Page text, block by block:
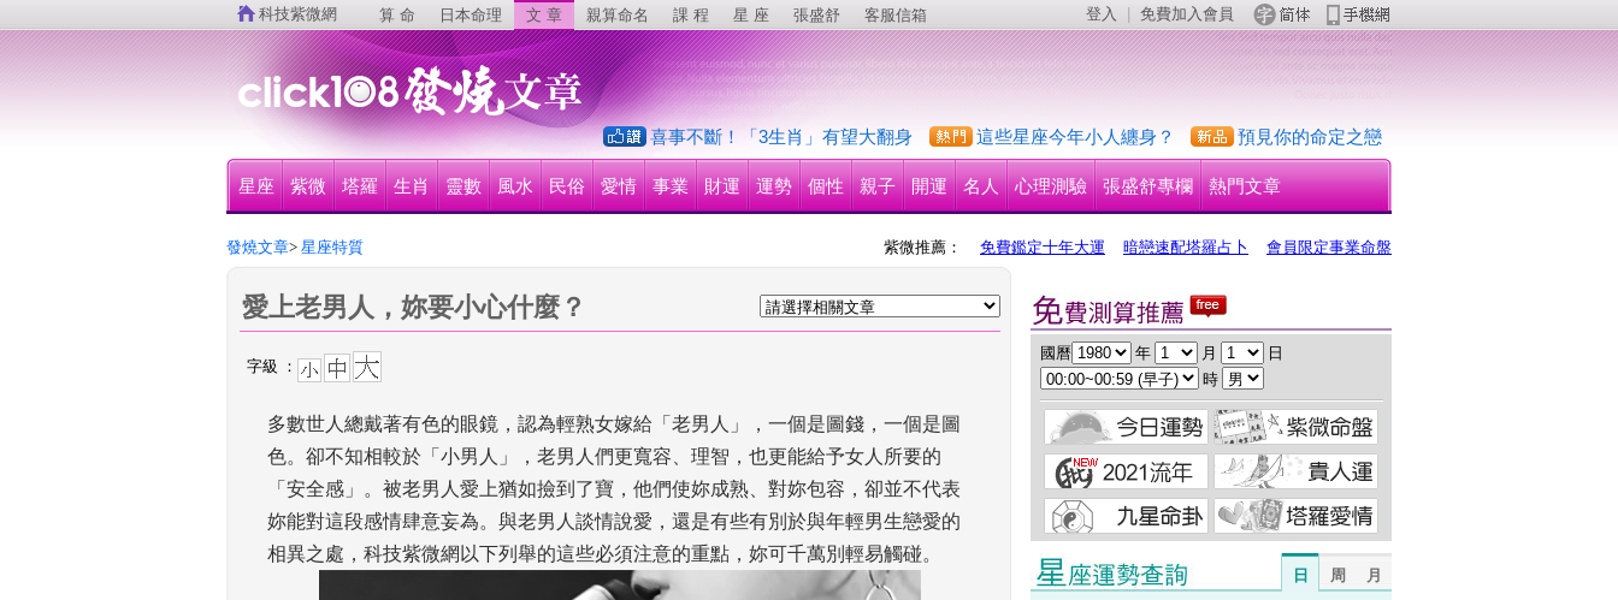
科技紫微網 算 命 日本命理 文 章 親算命名 課 程 星 座 張盛舒 客服信箱 登入 免費加入會員
喜事不斷！「3生肖」有望大翻身 這些星座今年小人纏身？ 預見你的命定之戀
星座 紫微 塔羅 生肖 靈數 風水 民俗 愛情 事業 財運 運勢 個性 親子 開運 名人 心理測驗 張盛舒專欄 熱門文章
發燒文章> 星座特質 會員限定事業命盤
暗戀速配塔羅占卜
免費鑑定十年大運
紫微推薦：
愛上老男人，妳要小心什麼？
字級 ：
多數世人總戴著有色的眼鏡，認為輕熟女嫁給「老男人」，一個是圖錢，一個是圖
色。卻不知相較於「小男人」，老男人們更寬容、理智，也更能給予女人所要的
「安全感」。被老男人愛上猶如撿到了寶，他們使妳成熟、對妳包容，卻並不代表
妳能對這段感情肆意妄為。與老男人談情說愛，還是有些有別於與年輕男生戀愛的
相異之處，科技紫微網以下列舉的這些必須注意的重點，妳可千萬別輕易觸碰。
國曆 年 月
日
時
月
周
日